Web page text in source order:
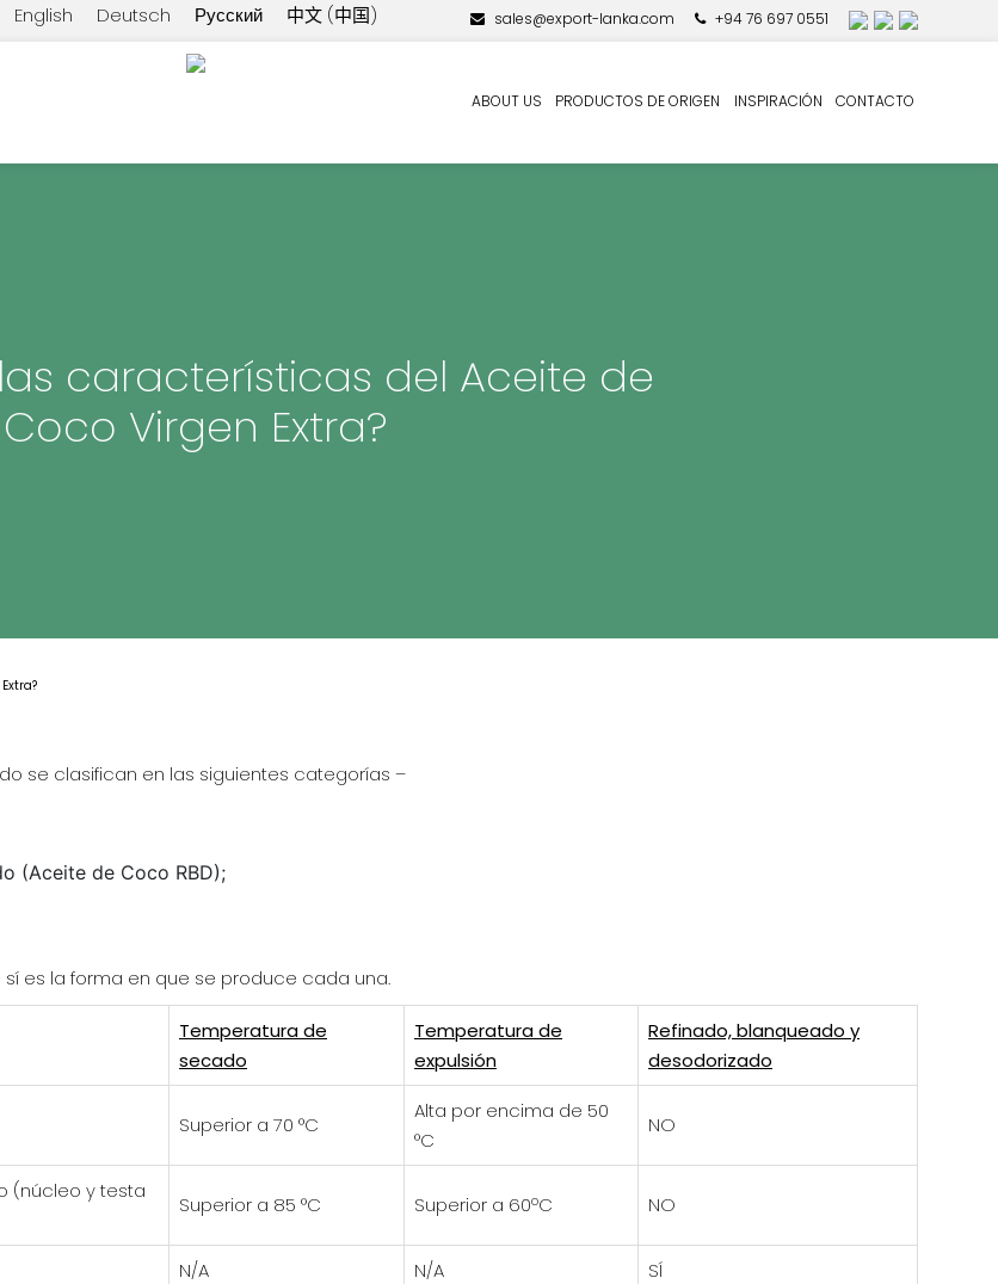
English Deutsch Русский 中文 (中国) sales@export-lanka.com +94 76 697 0551
ABOUT US PRODUCTOS DE ORIGEN INSPIRACIÓN CONTACTO
características del Aceite de
Coco Virgen Extra?
se clasifican en las siguientes categorías –
(Aceite de Coco RBD);
es la forma en que se produce cada una.
Temperatura de
secado
Temperatura de
expulsión
Refinado, blanqueado y
desodorizado
Superior a 70 °C
Alta por encima de 50
°C
NO
(núcleo y testa
Superior a 85 °C Superior a 60ºC NO
N/A N/A
SÍ